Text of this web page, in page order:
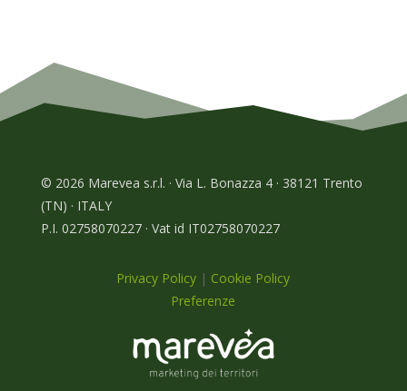
© 2026 Marevea s.r.l. · Via L. Bonazza 4 · 38121 Trento
(TN) · ITALY
P.I. 02758070227 · Vat id IT02758070227
Privacy Policy | Cookie Policy
Preferenze